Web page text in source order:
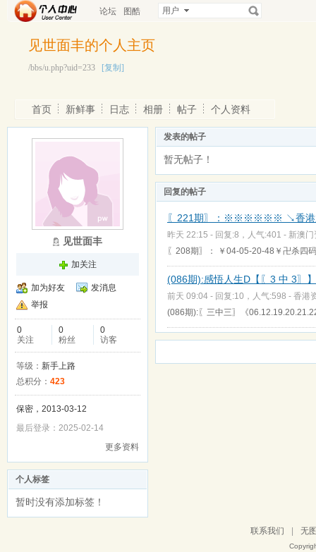
论坛 图酷 用户
见世面丰的个人主页
/bbs/u.php?uid=233 [复制]
首页 新鲜事 日志 相册 帖子 个人资料
见世面丰
加关注
加为好友
发消息
举报
0
关注
0
粉丝
0
访客
等级： 新手上路
总积分： 423
保密，2013-03-12
最后登录：2025-02-14
更多资料
个人标签
暂时没有添加标签！
发表的帖子
暂无帖子！
回复的帖子
〖221期〗：※※※※※※ ↘香港
昨天 22:15 - 回复:8，人气:401 - 新澳
〖208期〗： ￥04-05-20-48￥卍杀四
(086期):感悟人生D【〖3 中 3〗
前天 09:04 - 回复:10，人气:598 - 香港
(086期):〖三中三〗《
联系我们 无